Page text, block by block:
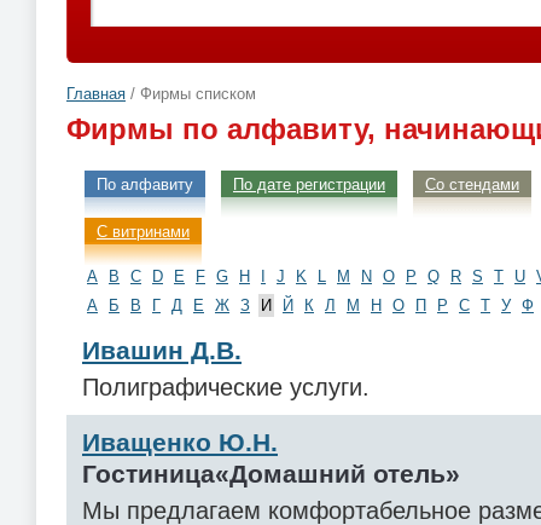
Главная / Фирмы списком
Фирмы по алфавиту,
По алфавиту По дате регистрации Со стендами
С витринами
A B C D E F G H J K M N O P Q R S T U
А
Б В Г Д Е Ж З И Й К Л М Н О П Р С Т У Ф
Ивашин Д.В.
Полиграфические услуги.
Иващенко Ю.Н.
Гостиница«Домашний отель»
Мы предлагаем комфортабельное